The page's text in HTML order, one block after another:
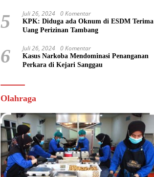
5 Juli 26, 2024 0 Komentar
KPK: Diduga ada Oknum di ESDM Terima
Uang Perizinan Tambang
6 Juli 26, 2024 0 Komentar
Kasus Narkoba Mendominasi Penanganan
Perkara di Kejari Sanggau
Olahraga